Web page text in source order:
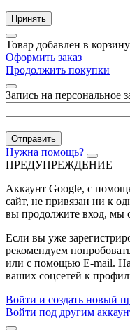
Принять
Товар добавлен в
Оформить заказ
Продолжить покупки
Запись на персональное
Отправить
Нужна помощь?
ПРЕДУПРЕЖДЕНИЕ
Аккаунт Google, с
сайт, не привязан ни к одному из пользователей сайта. Если
вы продолжите вход, мы
Если вы уже
рекомендуем попробовать
или с помощью E-mail.
Войти и создать новый
Войти под другим